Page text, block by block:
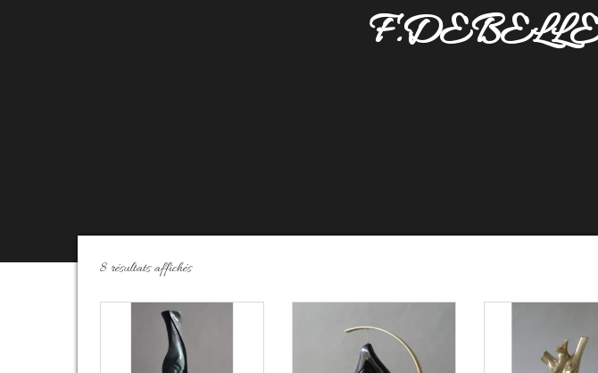
8 résultats affichésTrié du plus récent au plus ancien